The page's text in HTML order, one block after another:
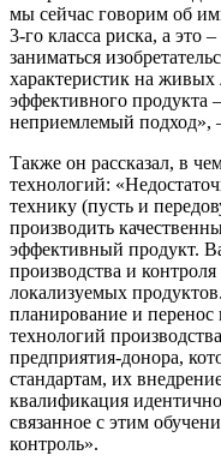
мы сейчас говорим об
3-го класса риска, а это
заниматься
характеристик на
эффективного продукта
неприемлемый подход»,
Также он рассказал, в
технологий:
технику (пусть и
производить
эффективный продукт.
производства и
локализуемых
планирование и
технологий
предприятия-донора,
стандартам, их
квалификация
связанное с этим
контроль».